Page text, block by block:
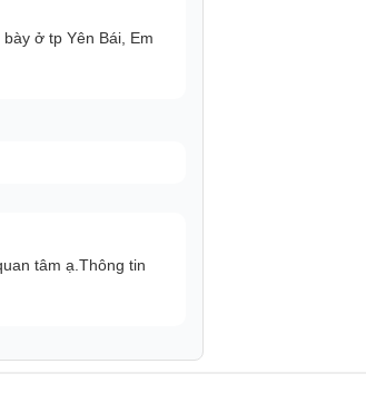
ở tp Yên Bái, Em
tâm ạ.Thông tin